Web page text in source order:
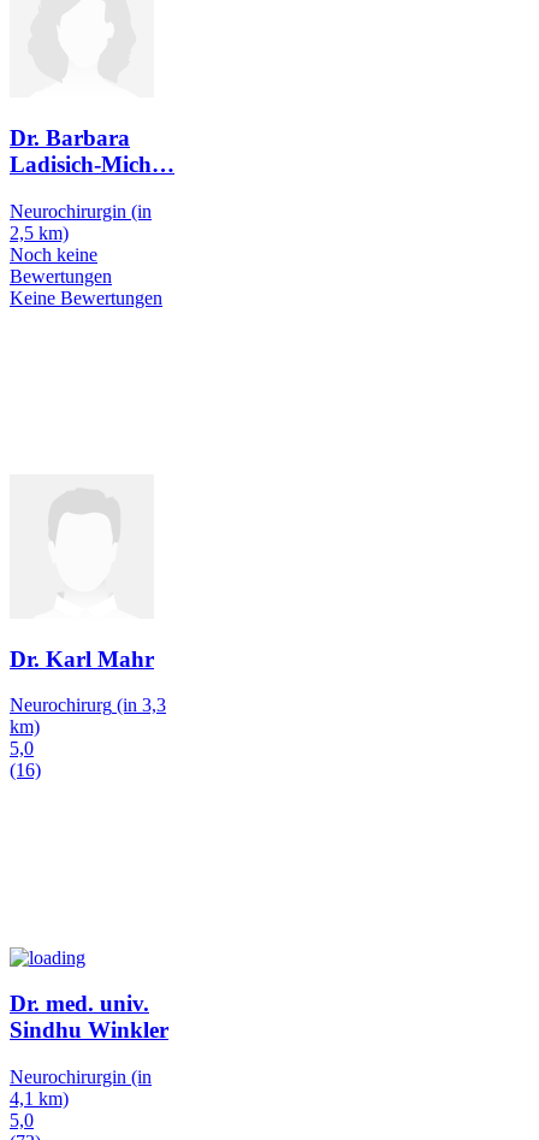
Dr. Barbara
Ladisich-Mich…
Neurochirurgin (in
2,5 km)
Noch keine
Bewertungen
Keine Bewertungen
Dr. Karl Mahr
Neurochirurg (in 3,3
km)
5,0
(16)
Dr. med. univ.
Sindhu Winkler
Neurochirurgin (in
4,1 km)
5,0